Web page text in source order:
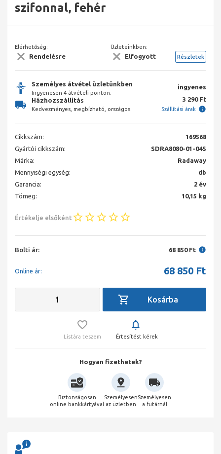
szifonnal, fehér
Elérhetőség:
Rendelésre
Üzleteinkben:
Elfogyott Részletek
Személyes átvétel üzletünkben
Ingyenesen 4 átvételi ponton.
ingyenes
Házhozszállítás
Kedvezményes, megbízható, országos.
3 290 Ft
Szállítási árak
Cikkszám:
169568
Gyártói cikkszám:
SDRA8080-01-04S
Márka:
Radaway
Mennyiségi egység:
db
Garancia:
2 év
Tömeg:
10,15 kg
Értékelje elsőként
Bolti ár: 68 850 Ft
Online ár: 68 850 Ft
Listára teszem Értesítést kérek
Hogyan fizethetek?
Biztonságosan
online bankkártyával
Személyesen
az üzletben
Személyesen
a futárnál